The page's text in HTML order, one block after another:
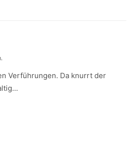
Verführungen. Da knurrt der